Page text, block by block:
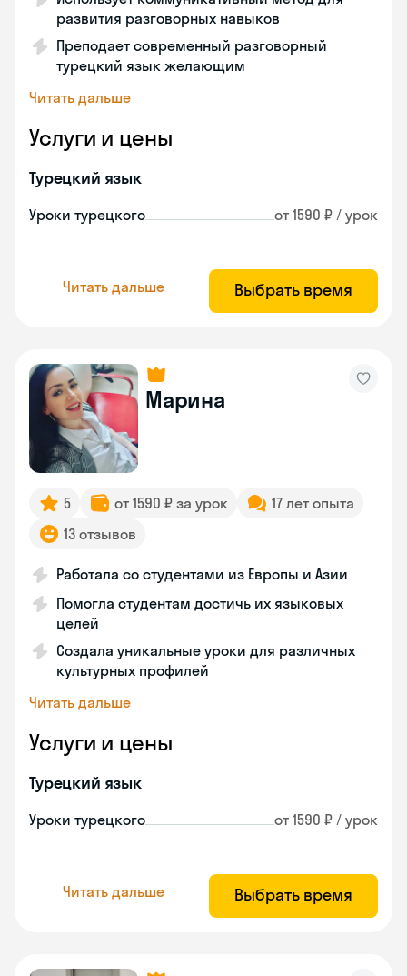
развития разговорных навыков
Преподает современный разговорный
турецкий язык желающим
Читать дальше
Услуги и цены
Турецкий язык
Уроки турецкого от 1590 ₽ / урок
Читать дальше Выбрать время
Марина
5 от 1590 ₽ за урок
17 лет опыта
13 отзывов
Работала со студентами из Европы и Азии
Помогла студентам достичь их языковых
целей
Создала уникальные уроки для различных
культурных профилей
Читать дальше
Услуги и цены
Турецкий язык
Уроки турецкого от 1590 ₽ / урок
Читать дальше Выбрать время